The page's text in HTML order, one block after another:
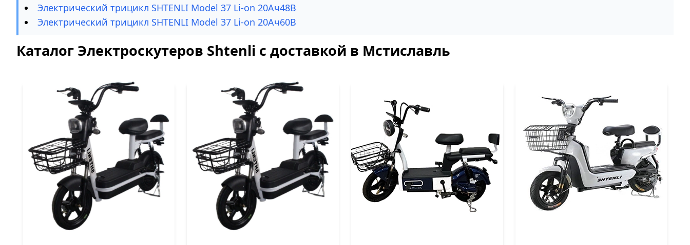
Электрический трицикл SHTENLI Model 37 Li-on 20Ач48В
Электрический трицикл SHTENLI Model 37 Li-on 20Ач60В
Каталог Электроскутеров Shtenli с доставкой в Мстиславль